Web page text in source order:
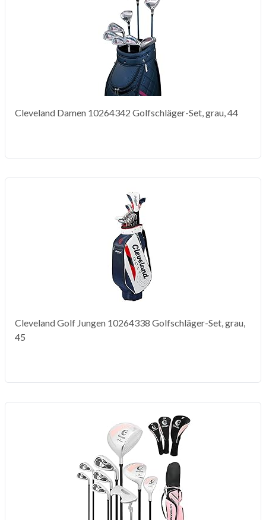
Cleveland Damen 10264342 Golfschläger-Set, grau, 44
Cleveland Golf Jungen 10264338 Golfschläger-Set, grau,
45